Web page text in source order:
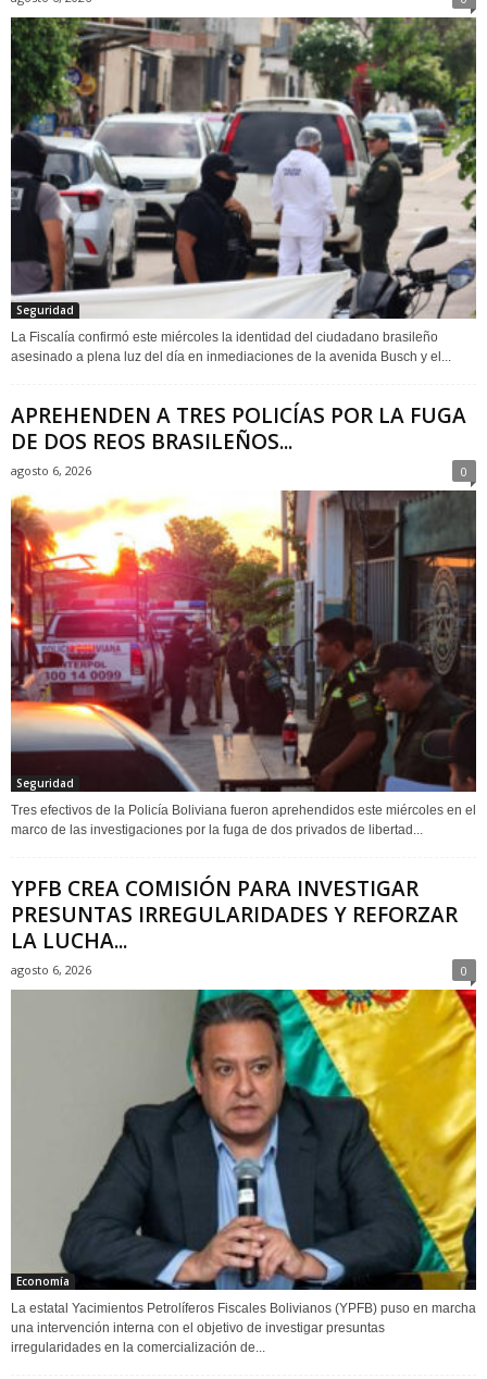
Seguridad
La Fiscalía confirmó este miércoles la identidad del ciudadano brasileño
asesinado a plena luz del día en inmediaciones de la avenida Busch y el...
APREHENDEN A TRES POLICÍAS POR LA FUGA
DE DOS REOS BRASILEÑOS...
agosto 6, 2026 0
Seguridad
Tres efectivos de la Policía Boliviana fueron aprehendidos este miércoles en el
marco de las investigaciones por la fuga de dos privados de libertad...
YPFB CREA COMISIÓN PARA INVESTIGAR
PRESUNTAS IRREGULARIDADES Y REFORZAR
LA LUCHA...
agosto 6, 2026 0
Economía
La estatal Yacimientos Petrolíferos Fiscales Bolivianos (YPFB) puso en marcha
una intervención interna con el objetivo de investigar presuntas
irregularidades en la comercialización de...